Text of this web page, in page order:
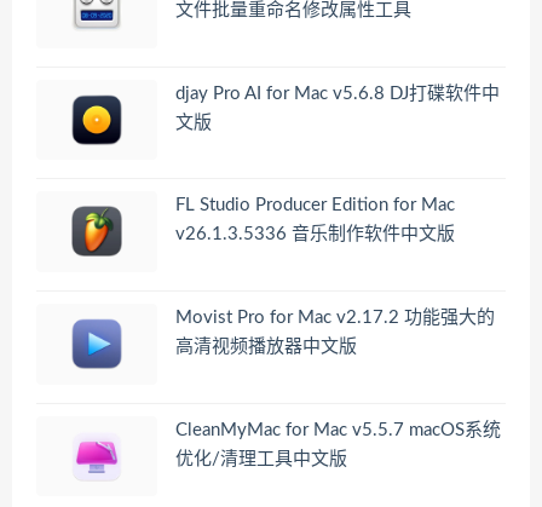
文件批量重命名修改属性工具
djay Pro AI for Mac v5.6.8 DJ打碟软件中
文版
FL Studio Producer Edition for Mac
v26.1.3.5336 音乐制作软件中文版
Movist Pro for Mac v2.17.2 功能强大的
高清视频播放器中文版
CleanMyMac for Mac v5.5.7 macOS系统
优化/清理工具中文版